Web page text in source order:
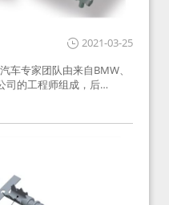
2021-03-25
车专家团队由来自BMW、
司的工程师组成，后
在2010年并入
求用于车载收音机天线连
标准的射频连接器，被业